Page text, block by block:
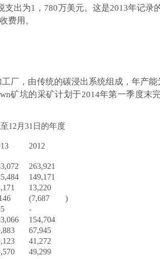
出为1，780万美元。这是2013年记
费用。
厂，由传统的碳浸出系统组成，年产
矿坑的采矿计划于2014年第一季度末
12月31日的年度
2012
263,921
149,171
13,220
(7,687
)
-
154,704
67,945
41,272
49,299